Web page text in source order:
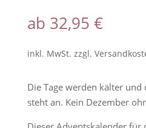
von 5,
basierend
ertungen
ab 32,95 €
inkl. MwSt. zzgl.
Die Tage werden kälter und
steht an. Kein Dezember